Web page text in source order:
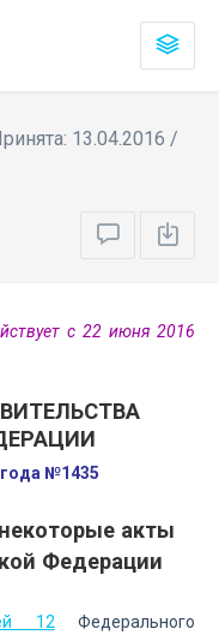
13.04.2016 /
с 22 июня 2016
года №1435
акты
Федерации
12 Федерального